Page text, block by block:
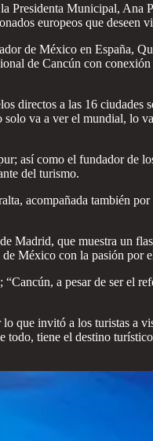
Municipal, Ana
europeos que deseen
de México en España,
de Cancún con conexión
directos a las 16 ciudades
solo va a ver el mundial, lo
así como el fundador de
del turismo.
acompañada también
Madrid, que muestra un
México con la pasión por
a pesar de ser el
que invitó a los turistas a
todo, tiene el destino